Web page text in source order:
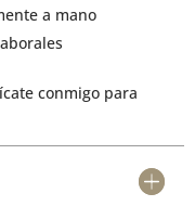
a mano
conmigo para